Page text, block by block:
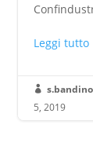
Leggi tutto

5, 2019